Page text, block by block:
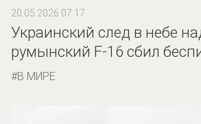
20.05.2026 07:17
Украинский след в небе
румынский F-16 сбил
В МИРЕ